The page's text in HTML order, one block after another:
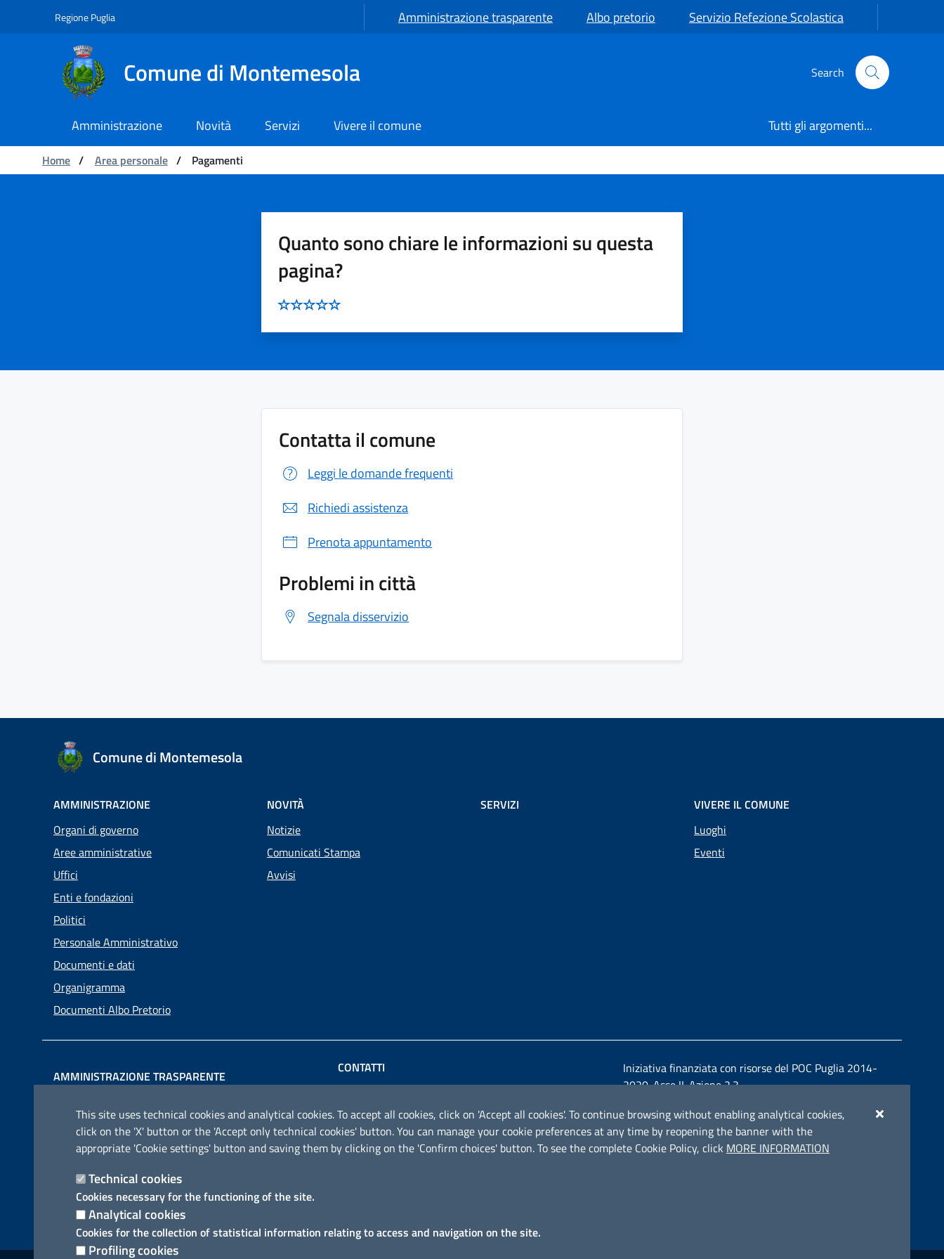
Navigation
Skip to Content
This site uses technical cookies and analytical cookies. To accept all cookies, click on 'Accept all cookies'. To continue browsing without enabling analytical cookies,
click on the 'X' button or the 'Accept only technical cookies' button. You can manage your cookie preferences at any time by reopening the banner with the
appropriate 'Cookie settings' button and saving them by clicking on the 'Confirm choices' button. To see the complete Cookie Policy, click MORE INFORMATION
Technical cookies
Cookies necessary for the functioning of the site.
Analytical cookies
Cookies for the collection of statistical information relating to access and navigation on the site.
Profiling cookies
Regione Puglia Amministrazione trasparente Albo pretorio Servizio Refezione Scolastica
Comune di Montemesola Search
Amministrazione Novità Servizi Vivere il comune
Tutti gli argomenti...
You are:
Home / Area personale / Pagamenti
Quanto sono chiare le informazioni su questa
pagina?
Contatta il comune
Leggi le domande frequenti
Richiedi assistenza
Prenota appuntamento
Problemi in città
Segnala disservizio
Comune di Montemesola
AMMINISTRAZIONE
Organi di governo
Aree amministrative
Uffici
Enti e fondazioni
Politici
Personale Amministrativo
Documenti e dati
Organigramma
Documenti Albo Pretorio
NOVITÀ
Notizie
Comunicati Stampa
Avvisi
SERVIZI
VIVERE IL COMUNE
Luoghi
Eventi
AMMINISTRAZIONE TRASPARENTE
condizioni previste dalla direttiva comunitaria
2003/98/CE e dal d.lgs. 36/2006
CONTATTI
Comune di Montemesola
Via Roma 23 - 74020 Montemesola (TA)
P.IVA: 01749850739
Codice fiscale: 80010090738
Iniziativa finanziata con risorse del POC Puglia 2014-
2020. Asse II. Azione 2.3.